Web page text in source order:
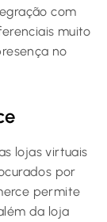
com
muito
no
lojas virtuais
por
permite
da loja